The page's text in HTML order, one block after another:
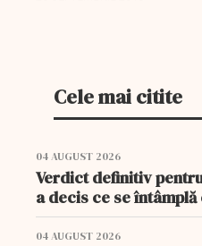
Cele mai citite
04 AUGUST 2026
Verdict definitiv
a decis ce se
04 AUGUST 2026